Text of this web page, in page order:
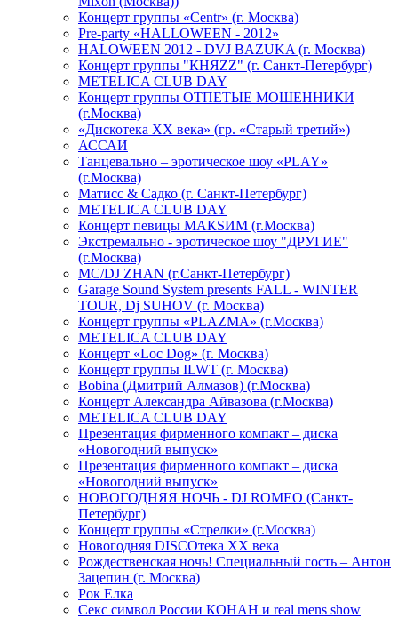
Концерт группы «Centr» (г. Москва)
Pre-party «HALLOWEEN - 2012»
HALOWEEN 2012 - DVJ BAZUKA (г. Москва)
Концерт группы "КНЯZZ" (г. Санкт-Петербург)
METELICA CLUB DAY
Концерт группы ОТПЕТЫЕ МОШЕННИКИ
(г.Москва)
«Дискотека ХХ века» (гр. «Старый третий»)
АССАИ
Танцевально – эротическое шоу «PLAY»
(г.Москва)
Матисс & Садко (г. Санкт-Петербург)
METELICA CLUB DAY
Концерт певицы МАКSИМ (г.Москва)
Экстремально - эротическое шоу "ДРУГИЕ"
(г.Москва)
МС/DJ ZHAN (г.Санкт-Петербург)
Garage Sound System presents FALL - WINTER
TOUR, Dj SUHOV (г. Москва)
Концерт группы «PLAZMA» (г.Москва)
METELICA CLUB DAY
Концерт «Loc Dog» (г. Москва)
Концерт группы ILWT (г. Москва)
Bobina (Дмитрий Алмазов) (г.Москва)
Концерт Александра Айвазова (г.Москва)
METELICA CLUB DAY
Презентация фирменного компакт – диска
«Новогодний выпуск»
Презентация фирменного компакт – диска
«Новогодний выпуск»
НОВОГОДНЯЯ НОЧЬ - DJ ROMEO (Санкт-
Петербург)
Концерт группы «Стрелки» (г.Москва)
Новогодняя DISCOтека ХХ века
Рождественская ночь! Специальный гость – Антон
Зацепин (г. Москва)
Рок Елка
Секс символ России КОНАН и real mens show